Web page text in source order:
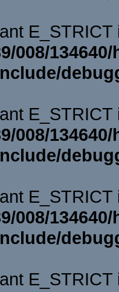
008/
008/
008/